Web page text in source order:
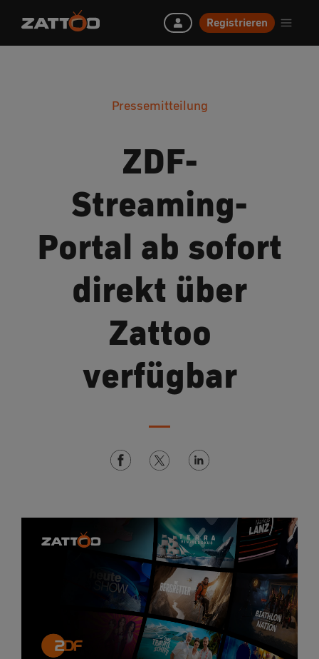
Registrieren
Pressemitteilung
ZDF-
Streaming-
Portal ab sofort
direkt über
Zattoo
verfügbar